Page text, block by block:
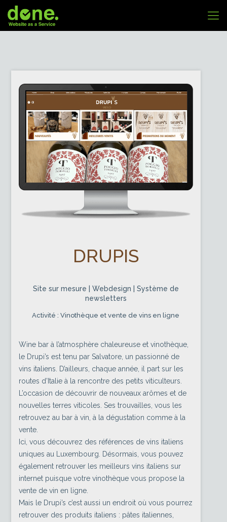
DRUPIS
Site sur mesure | Webdesign | Système de
newsletters
Activité : Vinothèque et vente de vins en ligne
Wine bar à l’atmosphère chaleureuse et vinothèque,
le Drupi’s est tenu par Salvatore, un passionné de
vins italiens. D’ailleurs, chaque année, il part sur les
routes d’Italie à la rencontre des petits viticulteurs.
L’occasion de découvrir de nouveaux arômes et de
nouvelles terres viticoles. Ses trouvailles, vous les
retrouvez au bar à vin, à la dégustation comme à la
vente.
Ici, vous découvrez des références de vins italiens
uniques au Luxembourg. Désormais, vous pouvez
également retrouver les meilleurs vins italiens sur
internet puisque votre vinothèque vous propose la
vente de vin en ligne.
Mais le Drupi’s c’est aussi un endroit où vous pourrez
retrouver des produits italiens : pâtes italiennes,